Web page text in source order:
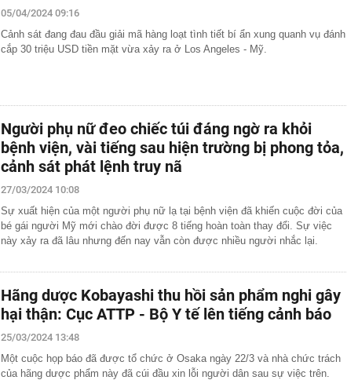
05/04/2024 09:16
Cảnh sát đang đau đầu giải mã hàng loạt tình tiết bí ẩn xung quanh vụ đánh
cắp 30 triệu USD tiền mặt vừa xảy ra ở Los Angeles - Mỹ.
Người phụ nữ đeo chiếc túi đáng ngờ ra khỏi
bệnh viện, vài tiếng sau hiện trường bị phong tỏa,
cảnh sát phát lệnh truy nã
27/03/2024 10:08
Sự xuất hiện của một người phụ nữ lạ tại bệnh viện đã khiến cuộc đời của
bé gái người Mỹ mới chào đời được 8 tiếng hoàn toàn thay đổi. Sự việc
này xảy ra đã lâu nhưng đến nay vẫn còn được nhiều người nhắc lại.
Hãng dược Kobayashi thu hồi sản phẩm nghi gây
hại thận: Cục ATTP - Bộ Y tế lên tiếng cảnh báo
25/03/2024 13:48
Một cuộc họp báo đã được tổ chức ở Osaka ngày 22/3 và nhà chức trách
của hãng dược phẩm này đã cúi đầu xin lỗi người dân sau sự việc trên.